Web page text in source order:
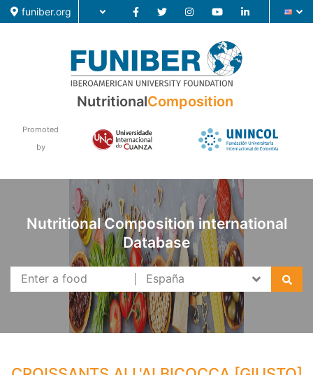
funiber.org
Food Composition
Research
NutritionalComposition
Promoted
by
Nutritional Composition international
Database